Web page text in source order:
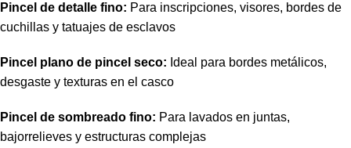
Pincel de detalle fino: Para inscripciones, visores, bordes de
cuchillas y tatuajes de esclavos
Pincel plano de pincel seco: Ideal para bordes metálicos,
desgaste y texturas en el casco
Pincel de sombreado fino: Para lavados en juntas,
bajorrelieves y estructuras complejas